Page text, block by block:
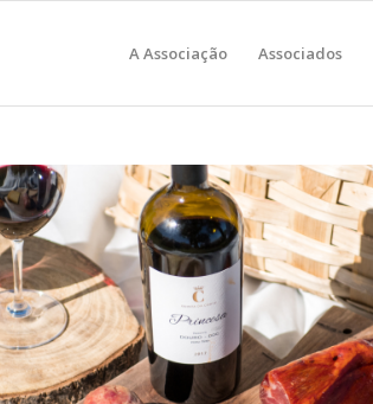
A Associação Associados